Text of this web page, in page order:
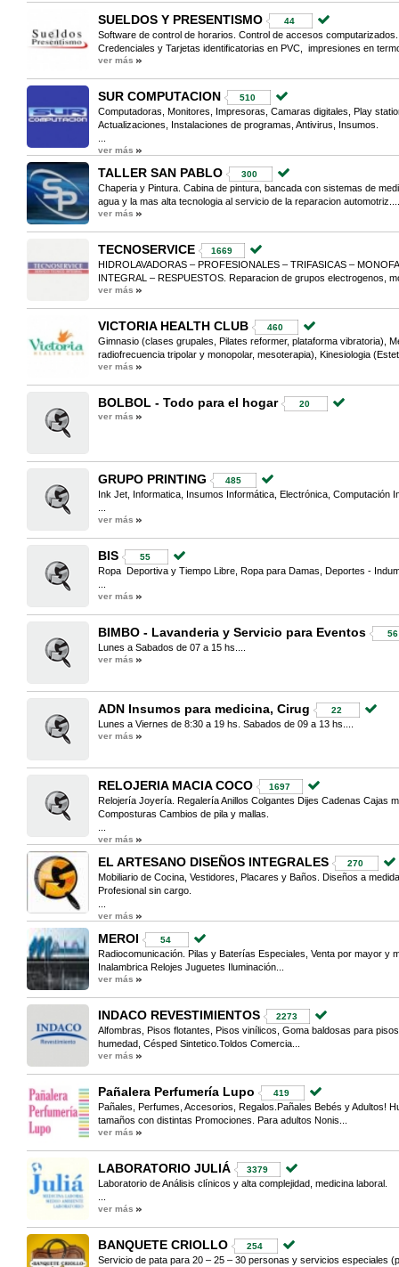
SUELDOS Y PRESENTISMO 44
Software de control de horarios. Control de accesos
Credenciales y Tarjetas identificatorias en PVC, impresiones en
ver más
SUR COMPUTACION 510
Computadoras, Monitores, Impresoras, Camaras digitales, Play
Actualizaciones, Instalaciones de programas, Antivirus, Insumos.
ver más
TALLER SAN PABLO 300
Chaperia y Pintura. Cabina de pintura, bancada con sistemas de
agua y la mas alta tecnologia al servicio de la reparacion automotriz....
ver más
TECNOSERVICE 1669
HIDROLAVADORAS – PROFESIONALES – TRIFASICAS –
INTEGRAL – RESPUESTOS. Reparacion de grupos electrogenos,
ver más
VICTORIA HEALTH CLUB 460
Gimnasio (clases grupales, Pilates reformer, plataforma vibratoria),
radiofrecuencia tripolar y monopolar, mesoterapia), Kinesiologia
ver más
BOLBOL - Todo para el hogar
20
ver más
GRUPO PRINTING 485
Ink Jet, Informatica, Insumos Informática, Electrónica, Computación
ver más
BIS 55
Ropa Deportiva y Tiempo Libre, Ropa para Damas, Deportes -
ver más
BIMBO - Lavanderia y Servicio para Eventos 56
Lunes a Sabados de 07 a 15 hs....
ver más
ADN Insumos para medicina, Cirug 22
Lunes a Viernes de 8:30 a 19 hs. Sabados de 09 a 13 hs....
ver más
RELOJERIA MACIA COCO 1697
Relojería Joyería. Regalería Anillos Colgantes Dijes Cadenas Cajas
Composturas Cambios de pila y mallas.
ver más
EL ARTESANO DISEÑOS INTEGRALES 270
Mobiliario de Cocina, Vestidores, Placares y Baños. Diseños a
Profesional sin cargo.
ver más
MEROI 54
Radiocomunicación. Pilas y Baterías Especiales, Venta por mayor y
Inalambrica Relojes Juguetes Iluminación...
ver más
INDACO REVESTIMIENTOS 2273
Alfombras, Pisos flotantes, Pisos vinílicos, Goma baldosas para
humedad, Césped Sintetico.Toldos Comercia...
ver más
Pañalera Perfumería Lupo 419
Pañales, Perfumes, Accesorios, Regalos.Pañales Bebés y Adultos!
tamaños con distintas Promociones. Para adultos Nonis...
ver más
LABORATORIO JULIÁ 3379
Laboratorio de Análisis clínicos y alta complejidad, medicina laboral.
ver más
BANQUETE CRIOLLO 254
Servicio de pata para 20 – 25 – 30 personas y servicios especiales